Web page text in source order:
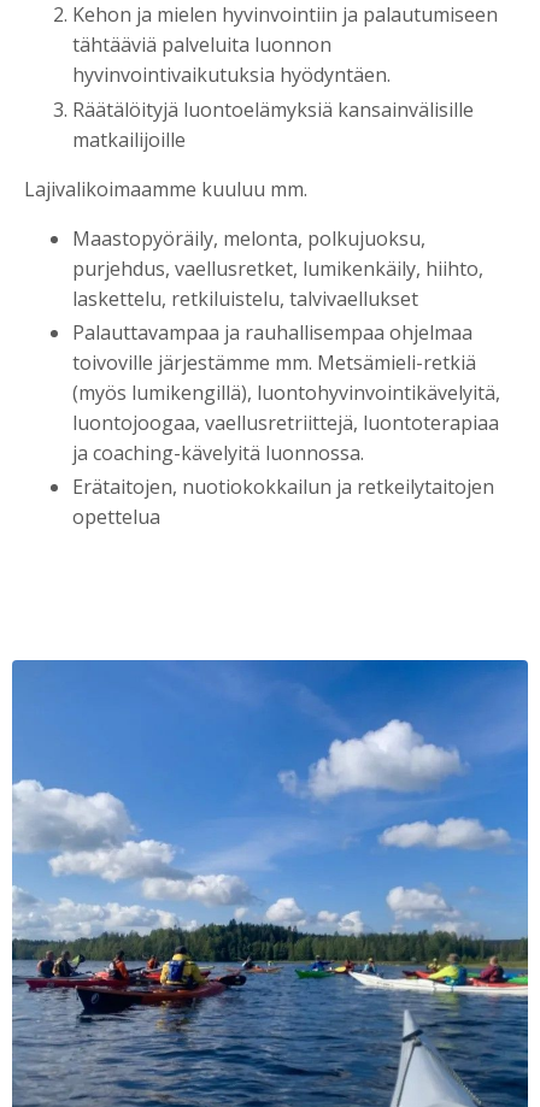
Kehon ja mielen hyvinvointiin ja palautumiseen
tähtääviä palveluita luonnon
hyvinvointivaikutuksia hyödyntäen.
Räätälöityjä luontoelämyksiä kansainvälisille
matkailijoille
Lajivalikoimaamme kuuluu mm.
Maastopyöräily, melonta, polkujuoksu,
purjehdus, vaellusretket, lumikenkäily, hiihto,
laskettelu, retkiluistelu, talvivaellukset
Palauttavampaa ja rauhallisempaa ohjelmaa
toivoville järjestämme mm. Metsämieli-retkiä
(myös lumikengillä), luontohyvinvointikävelyitä,
luontojoogaa, vaellusretriittejä, luontoterapiaa
ja coaching-kävelyitä luonnossa.
Erätaitojen, nuotiokokkailun ja retkeilytaitojen
opettelua